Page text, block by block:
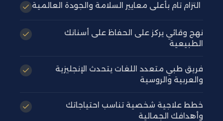
التزام تام بأعلى معايير السلامة والجودة العالمية
نهج وقائي يركز على الحفاظ على أسنانك
الطبيعية
فريق طبي متعدد اللغات يتحدث الإنجليزية
والعربية والروسية
خطط علاجية شخصية تناسب احتياجاتك
وأهدافك الجمالية